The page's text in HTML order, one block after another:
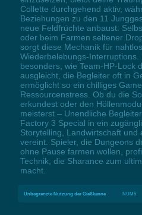
Collette durchgehend aktiv,
Beziehungen zu den 11
neue Feldfrüchte anbaust.
oder beim Farmen seltener
sorgt diese Mechanik für
Wiederbelebungs-
besonders, wie Team-HP-Lock
ausgleicht, die Begleiter oft in
ermöglicht so ein chilliges
Ressourcenstress. Ob du die
erkundest oder den
meisterst – Unendliche
Factory 3 Special in ein
Storytelling, Landwirtschaft und
vereint. Spieler, die Dungeons
ohne Pause farmen wollen,
Technik, die Sharance zum
macht.
Unbegrenzte Nutzung der Gießkanne NUM5